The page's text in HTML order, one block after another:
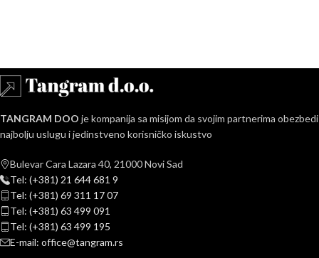
TANGRAM DOO je kompanija sa misijom da svojim partnerima obezbedi
najbolju uslugu i jedinstveno korisničko iskustvo
Bulevar Cara Lazara 40, 21000 Novi Sad
Tel: (+381) 21 644 681 9
Tel: (+381) 69 311 17 07
Tel: (+381) 63 499 091
Tel: (+381) 63 499 195
E-mail: office@tangram.rs